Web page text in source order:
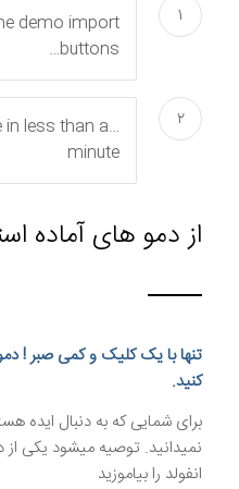
۱
demo import
buttons…
۲
in less than a
minute
از دمو های آماده
تنها با یک کلیک و کمی صبر !
کنید.
برای شمایی که به دنبال ایده
نمیدانید. توصیه میشود یکی از
انفولد را بیاموزید